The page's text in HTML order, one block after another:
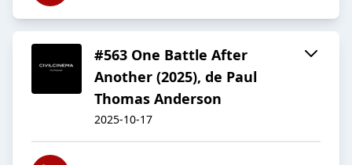
#563 One Battle After
Another (2025), de Paul
Thomas Anderson
2025-10-17